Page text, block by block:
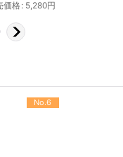
No.6